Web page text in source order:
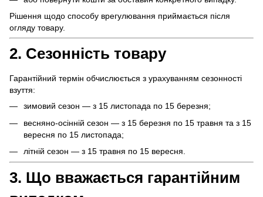
Рішення щодо способу врегулювання приймається після
огляду товару.
2. Сезонність товару
Гарантійний термін обчислюється з урахуванням сезонності
взуття:
зимовий сезон — з 15 листопада по 15 березня;
весняно-осінній сезон — з 15 березня по 15 травня та з 15
вересня по 15 листопада;
літній сезон — з 15 травня по 15 вересня.
3. Що вважається гарантійним